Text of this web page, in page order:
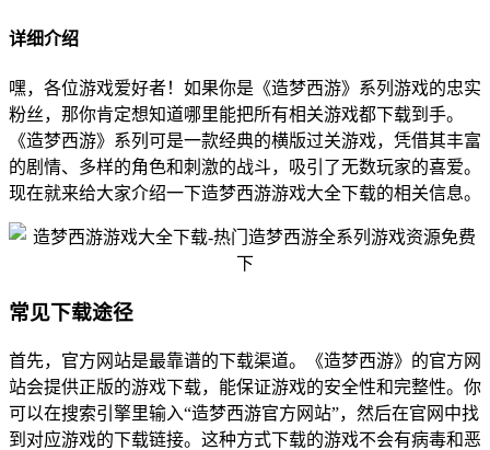
详细介绍
嘿，各位游戏爱好者！如果你是《造梦西游》系列游戏的忠实
粉丝，那你肯定想知道哪里能把所有相关游戏都下载到手。
《造梦西游》系列可是一款经典的横版过关游戏，凭借其丰富
的剧情、多样的角色和刺激的战斗，吸引了无数玩家的喜爱。
现在就来给大家介绍一下造梦西游游戏大全下载的相关信息。
常见下载途径
首先，官方网站是最靠谱的下载渠道。《造梦西游》的官方网
站会提供正版的游戏下载，能保证游戏的安全性和完整性。你
可以在搜索引擎里输入“造梦西游官方网站”，然后在官网中找
到对应游戏的下载链接。这种方式下载的游戏不会有病毒和恶